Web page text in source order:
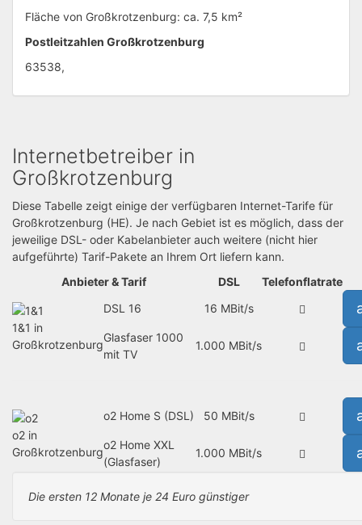
Fläche von Großkrotzenburg: ca. 7,5 km²
Postleitzahlen Großkrotzenburg
63538,
Internetbetreiber in
Großkrotzenburg
Diese Tabelle zeigt einige der verfügbaren Internet-Tarife für
Großkrotzenburg (HE). Je nach Gebiet ist es möglich, dass der
jeweilige DSL- oder Kabelanbieter auch weitere (nicht hier
aufgeführte) Tarif-Pakete an Ihrem Ort liefern kann.
Anbieter & Tarif
DSL Telefonflatrate
1&1 in
Großkrotzenburg
DSL 16 16 MBit/s
Glasfaser 1000
mit TV
1.000 MBit/s
o2 in
Großkrotzenburg
o2 Home S (DSL) 50 MBit/s
o2 Home XXL
(Glasfaser)
1.000 MBit/s
Die ersten 12 Monate je 24 Euro günstiger